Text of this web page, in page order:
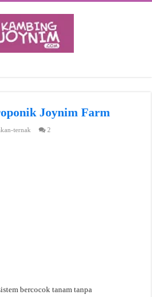
Joynim Farm
ternak 2
bercocok tanam tanpa